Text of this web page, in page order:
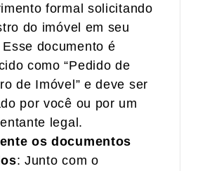
formal solicitando
do imóvel em seu
Esse documento é
como “Pedido de
de Imóvel” e deve ser
por você ou por um
legal.
os documentos
: Junto com o